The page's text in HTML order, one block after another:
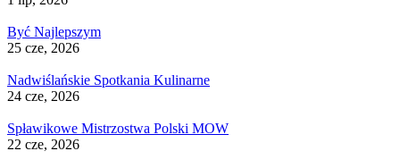
Być Najlepszym
25 cze, 2026
Nadwiślańskie Spotkania Kulinarne
24 cze, 2026
Spławikowe Mistrzostwa Polski MOW
22 cze, 2026